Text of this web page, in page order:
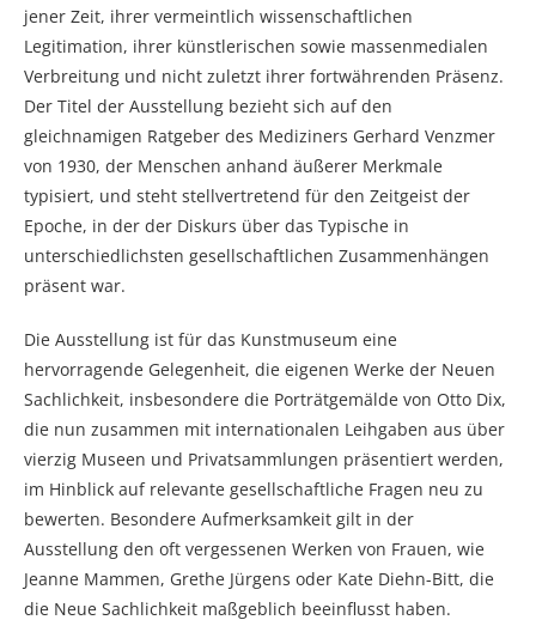
jener Zeit, ihrer vermeintlich wissenschaftlichen
Legitimation, ihrer künstlerischen sowie massenmedialen
Verbreitung und nicht zuletzt ihrer fortwährenden Präsenz.
Der Titel der Ausstellung bezieht sich auf den
gleichnamigen Ratgeber des Mediziners Gerhard Venzmer
von 1930, der Menschen anhand äußerer Merkmale
typisiert, und steht stellvertretend für den Zeitgeist der
Epoche, in der der Diskurs über das Typische in
unterschiedlichsten gesellschaftlichen Zusammenhängen
präsent war.
Die Ausstellung ist für das Kunstmuseum eine
hervorragende Gelegenheit, die eigenen Werke der Neuen
Sachlichkeit, insbesondere die Porträtgemälde von Otto Dix,
die nun zusammen mit internationalen Leihgaben aus über
vierzig Museen und Privatsammlungen präsentiert werden,
im Hinblick auf relevante gesellschaftliche Fragen neu zu
bewerten. Besondere Aufmerksamkeit gilt in der
Ausstellung den oft vergessenen Werken von Frauen, wie
Jeanne Mammen, Grethe Jürgens oder Kate Diehn-Bitt, die
die Neue Sachlichkeit maßgeblich beeinflusst haben.